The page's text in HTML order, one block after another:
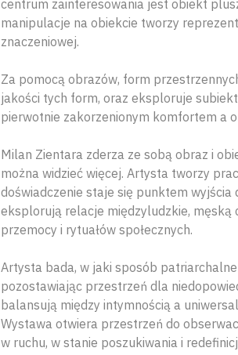
centrum zainteresowania jest obiekt
manipulacje na obiekcie tworzy
znaczeniowej.
Za pomocą obrazów, form
jakości tych form, oraz eksploruje
pierwotnie zakorzenionym komfortem a
Milan Zientara zderza ze sobą obraz i
można widzieć więcej. Artysta tworzy
doświadczenie staje się punktem
eksplorują relacje międzyludzkie, męską
przemocy i rytuałów społecznych.
Artysta bada, w jaki sposób
pozostawiając przestrzeń dla
balansują między intymnością a
Wystawa otwiera przestrzeń do
w ruchu, w stanie poszukiwania i